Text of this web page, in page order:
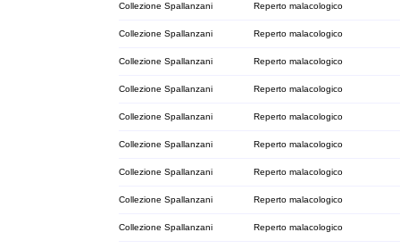
Collezione Spallanzani Reperto malacologico
Collezione Spallanzani Reperto malacologico
Collezione Spallanzani Reperto malacologico
Collezione Spallanzani Reperto malacologico
Collezione Spallanzani Reperto malacologico
Collezione Spallanzani Reperto malacologico
Collezione Spallanzani Reperto malacologico
Collezione Spallanzani Reperto malacologico
Collezione Spallanzani Reperto malacologico